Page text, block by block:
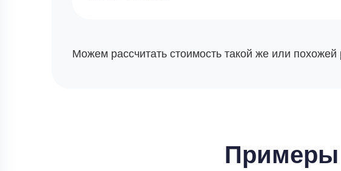
Можем рассчитать стоимость такой же или